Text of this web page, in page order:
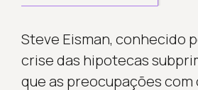
Steve Eisman, conhecido
crise das hipotecas
que as preocupações com